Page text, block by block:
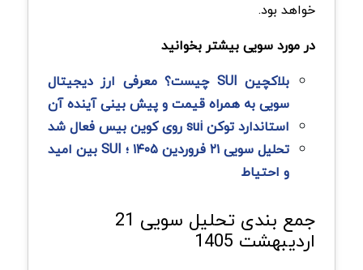
خواهد بود.
در مورد سویی بیشتر بخوانید
بلاکچین SUI چیست؟ معرفی ارز دیجیتال
سویی به همراه قیمت و پیش بینی آینده آن
استاندارد توکن sui روی کوین بیس فعال شد
تحلیل سویی ۲۱ فروردین ۱۴۰۵ ؛ SUI بین امید
و احتیاط
جمع بندی تحلیل سویی 21
اردیبهشت 1405